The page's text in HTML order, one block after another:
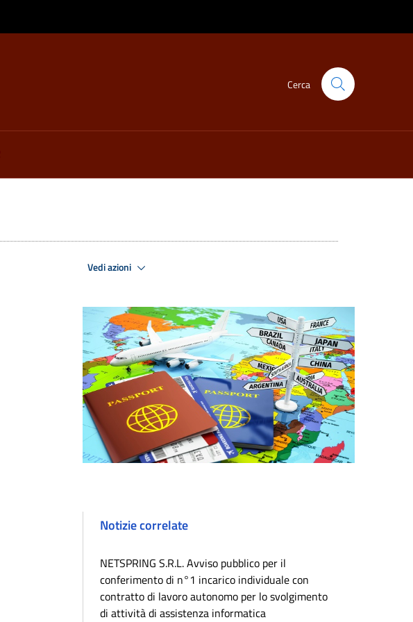
Cerca
Vedi azioni
Notizie correlate
NETSPRING S.R.L. Avviso pubblico per il
conferimento di n°1 incarico individuale con
contratto di lavoro autonomo per lo svolgimento
di attività di assistenza informatica